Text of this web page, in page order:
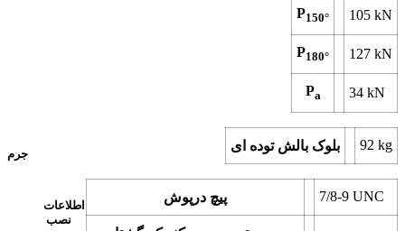
P150° 105 kN
P180° 127 kN
Pa 34 kN
جرم
بلوک بالش توده ای 92 kg
اطلاعات
نصب
پیچ درپوش 7/8-9 UNC